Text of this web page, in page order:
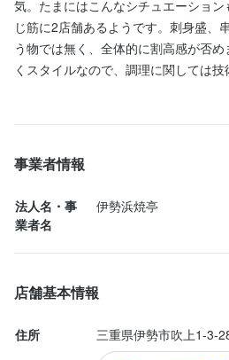
気。たまにはこんなシチュエーショ
じ筋に2店舗あるようです。刺身盛、
う物では無く、全体的に割高感が否
くスタイルなので、調理に関しては
事業者情報
法人名・事
業者名
伊勢浜焼亭
店舗基本情報
住所 三重県伊勢市吹上1-3-
この仕事のおすすめポイント
【未経験でも安心】
優しい先輩がしっかり教えるので、
できることが増えればどんどん昇給！
学べます！
【楽しく働ける環境】
スタッフ同士の仲も良く、ワイワイし
店名
伊勢 浜焼亭
連絡先
059-667-4090
法人名・事業者名
最終更新日2026/03/20